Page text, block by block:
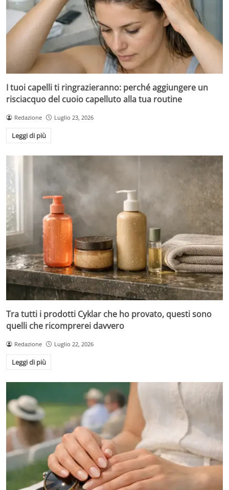
I tuoi capelli ti ringrazieranno: perché aggiungere un
risciacquo del cuoio capelluto alla tua routine
Redazione Luglio 23, 2026
Leggi di più
Tra tutti i prodotti Cyklar che ho provato, questi sono
quelli che ricomprerei davvero
Redazione Luglio 22, 2026
Leggi di più